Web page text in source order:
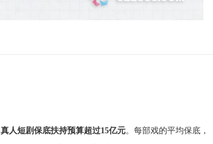
真人短剧保底扶持预算超过15亿元。每部戏的平均保底，